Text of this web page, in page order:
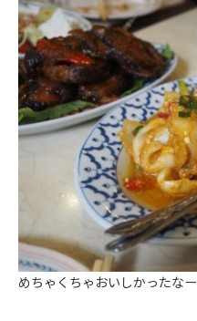
めちゃくちゃおいしかったなー